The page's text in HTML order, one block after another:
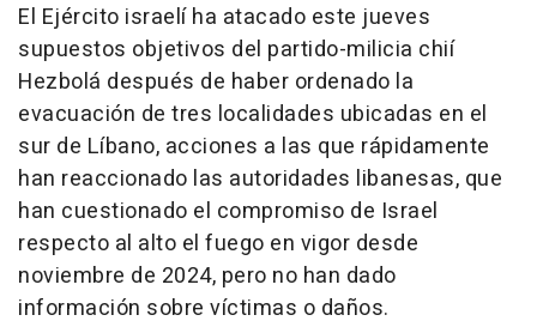
El Ejército israelí ha atacado este jueves
supuestos objetivos del partido-milicia chií
Hezbolá después de haber ordenado la
evacuación de tres localidades ubicadas en el
sur de Líbano, acciones a las que rápidamente
han reaccionado las autoridades libanesas, que
han cuestionado el compromiso de Israel
respecto al alto el fuego en vigor desde
noviembre de 2024, pero no han dado
información sobre víctimas o daños.